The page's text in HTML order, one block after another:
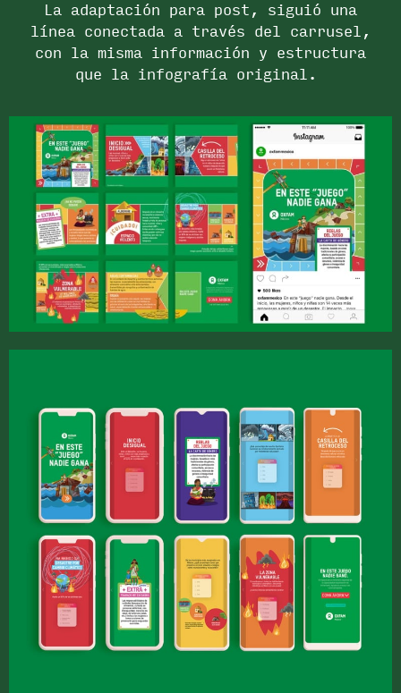
La adaptación para post, siguió una
línea conectada a través del carrusel,
con la misma información y estructura
que la infografía original.